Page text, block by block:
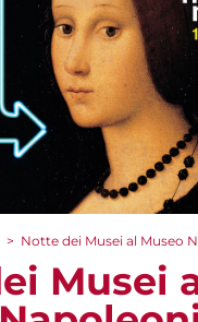
> Notte dei Musei al Museo
Musei